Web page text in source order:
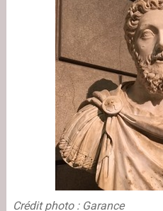
Crédit photo : Garance